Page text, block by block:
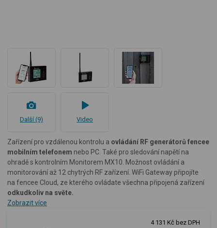
Další (9) Video
Zařízení pro vzdálenou kontrolu a ovládání RF generátorů fencee
mobilním telefonem nebo PC. Také pro sledování napětí na
ohradě s kontrolním Monitorem MX10. Možnost ovládání a
monitorování až 12 chytrých RF zařízení. WiFi Gateway připojíte
na fencee Cloud, ze kterého ovládate všechna připojená zařízení
odkudkoliv na světe.
Zobrazit více
4 131 Kč bez DPH